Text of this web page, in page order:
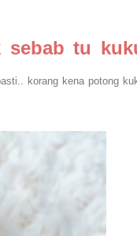
sebab tu
korang kena potong